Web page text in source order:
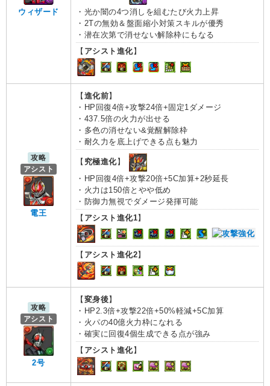
ウィザード
・光か闇の4つ消しを組むたび火力上昇
・2Tの無効＆盤面縮小対策スキルが優秀
・潜在次第で消せない解除枠にもなる
【 アシスト進化】
攻略
アシスト
電王
【 進化前】
・HP回復4倍+攻撃24倍+固定1ダメージ
・437.5倍の火力が出せる
・多色の消せない&覚醒解除枠
・耐久力を底上げできる点も魅力
【 究極進化】
・HP回復4倍+攻撃20倍+5C加算+2秒延長
・火力は150倍とやや低め
・防御力無視でダメージ発揮可能
【 アシスト進化1】
【 アシスト進化2】
攻略
アシスト
2号
【 変身後】
・HP2.3倍+攻撃22倍+50%軽減+5C加算
・火パの40億火力枠になれる
・確実に回復4個生成できる点が強み
【 アシスト進化】